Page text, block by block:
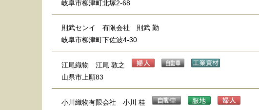
岐阜市柳津町北塚2-68
則武センイ 有限会社 則武 勤
岐阜市柳津町下佐波4-30
江尾織物 江尾 敦之
山県市上願83
小川織物有限会社 小川 桂